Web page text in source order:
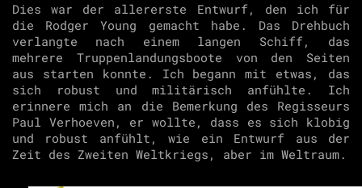
Dies war der allererste Entwurf, den ich für
die Rodger Young gemacht habe. Das Drehbuch
verlangte nach einem langen Schiff, das
mehrere Truppenlandungsboote von den Seiten
aus starten konnte. Ich begann mit etwas, das
sich robust und militärisch anfühlte. Ich
erinnere mich an die Bemerkung des Regisseurs
Paul Verhoeven, er wollte, dass es sich klobig
und robust anfühlt, wie ein Entwurf aus der
Zeit des Zweiten Weltkriegs, aber im Weltraum.